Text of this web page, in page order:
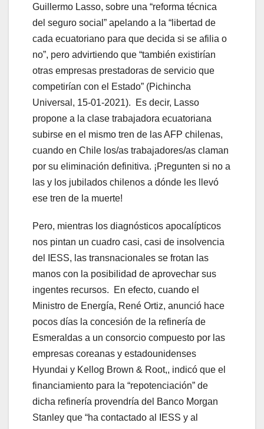
Guillermo Lasso, sobre una “reforma técnica
del seguro social” apelando a la “libertad de
cada ecuatoriano para que decida si se afilia o
no”, pero advirtiendo que “también existirían
otras empresas prestadoras de servicio que
competirían con el Estado” (Pichincha
Universal, 15-01-2021). Es decir, Lasso
propone a la clase trabajadora ecuatoriana
subirse en el mismo tren de las AFP chilenas,
cuando en Chile los/as trabajadores/as claman
por su eliminación definitiva. ¡Pregunten si no a
las y los jubilados chilenos a dónde les llevó
ese tren de la muerte!
Pero, mientras los diagnósticos apocalípticos
nos pintan un cuadro casi, casi de insolvencia
del IESS, las transnacionales se frotan las
manos con la posibilidad de aprovechar sus
ingentes recursos. En efecto, cuando el
Ministro de Energía, René Ortiz, anunció hace
pocos días la concesión de la refinería de
Esmeraldas a un consorcio compuesto por las
empresas coreanas y estadounidenses
Hyundai y Kellog Brown & Root,, indicó que el
financiamiento para la “repotenciación” de
dicha refinería provendría del Banco Morgan
Stanley que “ha contactado al IESS y al